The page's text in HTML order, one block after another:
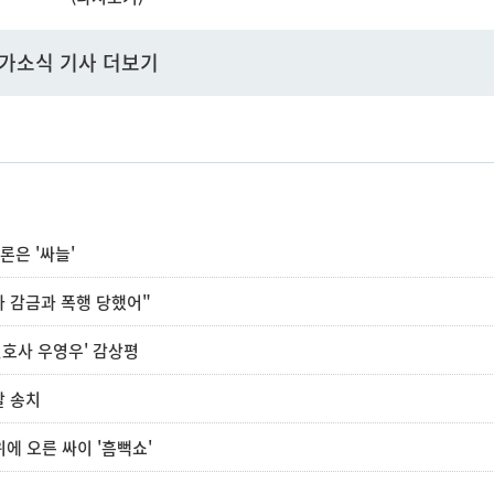
소식 기사 더보기
은 '싸늘'
감금과 폭행 당했어"
사 우영우' 감상평
송치
오른 싸이 '흠뻑쇼'